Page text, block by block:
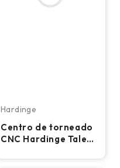
Hardinge
Centro de torneado
CNC Hardinge Talent